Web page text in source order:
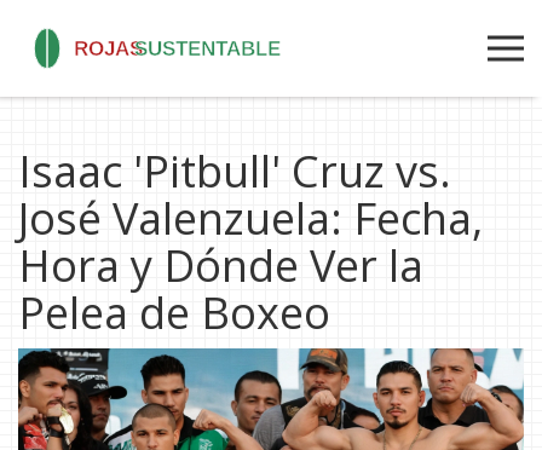
Isaac 'Pitbull' Cruz vs.
José Valenzuela: Fecha,
Hora y Dónde Ver la
Pelea de Boxeo